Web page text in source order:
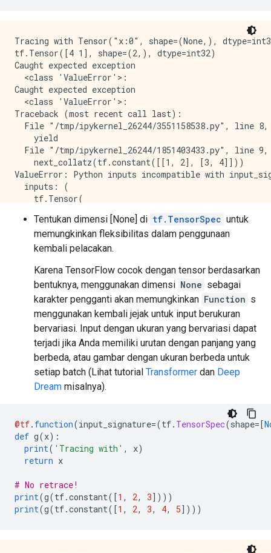
Tracing with Tensor("x:0", shape=(None,),
tf.Tensor([4 1], shape=(2,), dtype=int32)
Caught expected exception
  <class 'ValueError'>:
Caught expected exception
  <class 'ValueError'>:
Traceback (most recent call last):
File "/tmp/ipykernel_26244/3551158538.py", line
    yield
File "/tmp/ipykernel_26244/1851403433.py", line
    next_collatz(tf.constant([[1, 2], [3, 4]]))
ValueError: Python inputs incompatible with
  inputs: (
    tf.Tensor(
[3 4]], shape=(2, 2), dtype=int32))
  input_signature: (
TensorSpec(shape=(None,), dtype=tf.int32,
File "/tmp/ipykernel_26244/3551158538.py", line
    yield
File "/tmp/ipykernel_26244/1851403433.py", line
    next_collatz(tf.constant([1.0, 2.0]))
ValueError: Python inputs incompatible with
  inputs: (
    tf.Tensor([1. 2.], shape=(2,), dtype=float32))
  input_signature: (
Tentukan dimensi [None] di tf.TensorSpec untuk
memungkinkan fleksibilitas dalam penggunaan
kembali pelacakan.
Karena TensorFlow cocok dengan tensor berdasarkan
bentuknya, menggunakan dimensi None sebagai
karakter pengganti akan memungkinkan Function s
menggunakan kembali jejak untuk input berukuran
bervariasi. Input dengan ukuran yang bervariasi dapat
terjadi jika Anda memiliki urutan dengan panjang yang
berbeda, atau gambar dengan ukuran berbeda untuk
setiap batch (Lihat tutorial Transformer dan Deep
Dream misalnya).
@tf. function(input_signature=(tf. TensorSpec(shape=[
def g(x):
print( 'Tracing with' , x)
return x
# No retrace!
print(g(tf.constant([1 , 2, 3])))
print(g(tf.constant([1 , 2, 3, 4, 5])))